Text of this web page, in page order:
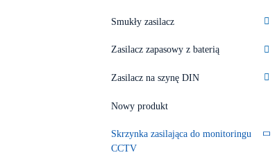
Smukły zasilacz
Zasilacz zapasowy z baterią
Zasilacz na szynę DIN
Nowy produkt
Skrzynka zasilająca do monitoringu
CCTV